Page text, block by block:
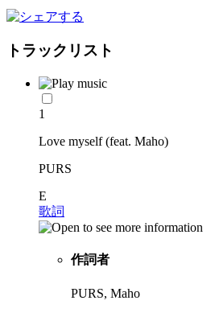
トラックリスト
1
Love myself (feat. Maho)
PURS
E
歌詞
作詞者
PURS, Maho